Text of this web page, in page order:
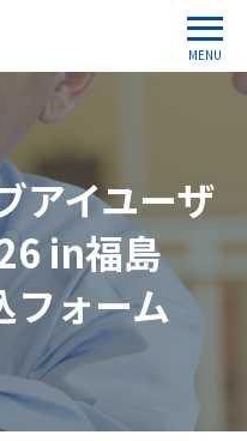
MENU
アイユーザ
in福島
フォーム